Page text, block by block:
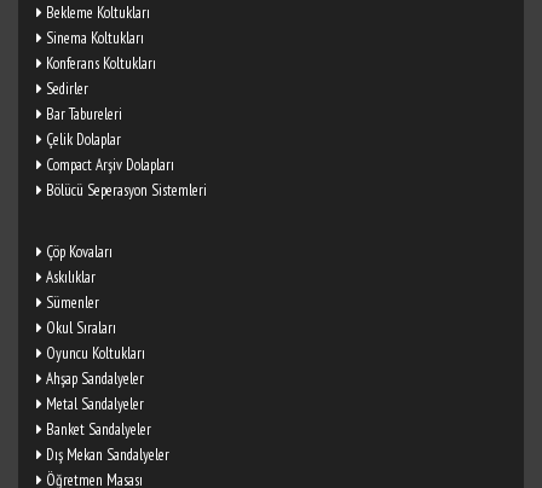
Bekleme Koltukları
Sinema Koltukları
Konferans Koltukları
Sedirler
Bar Tabureleri
Çelik Dolaplar
Compact Arşiv Dolapları
Bölücü Seperasyon Sistemleri
Çöp Kovaları
Askılıklar
Sümenler
Okul Sıraları
Oyuncu Koltukları
Ahşap Sandalyeler
Metal Sandalyeler
Banket Sandalyeler
Dış Mekan Sandalyeler
Öğretmen Masası